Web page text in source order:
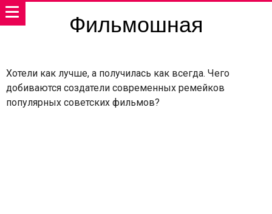
Фильмошная
Хотели как лучше, а получилась как всегда. Чего
добиваются создатели современных ремейков
популярных советских фильмов?